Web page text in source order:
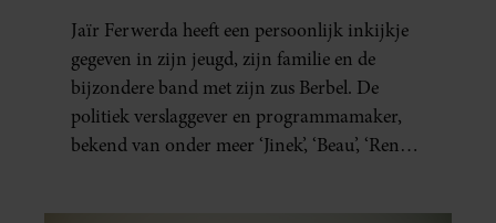
MORELE KOMPAS”
Jaïr Ferwerda heeft een persoonlijk inkijkje
gegeven in zijn jeugd, zijn familie en de
bijzondere band met zijn zus Berbel. De
politiek verslaggever en programmamaker,
bekend van onder meer ‘Jinek’, ‘Beau’, ‘Renze’,